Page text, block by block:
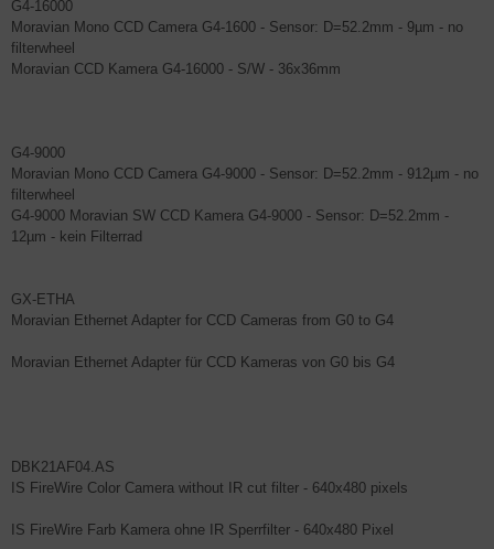
G4-16000
Moravian Mono CCD Camera G4-1600 - Sensor: D=52.2mm - 9µm - no
filterwheel
Moravian CCD Kamera G4-16000 - S/W - 36x36mm
G4-9000
Moravian Mono CCD Camera G4-9000 - Sensor: D=52.2mm - 912µm - no
filterwheel
G4-9000 Moravian SW CCD Kamera G4-9000 - Sensor: D=52.2mm -
12µm - kein Filterrad
GX-ETHA
Moravian Ethernet Adapter for CCD Cameras from G0 to G4
Moravian Ethernet Adapter für CCD Kameras von G0 bis G4
DBK21AF04.AS
IS FireWire Color Camera without IR cut filter - 640x480 pixels
IS FireWire Farb Kamera ohne IR Sperrfilter - 640x480 Pixel